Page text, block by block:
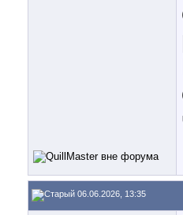
06.06.2026, 13:35